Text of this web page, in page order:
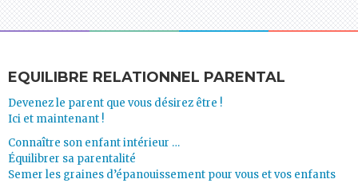
EQUILIBRE RELATIONNEL PARENTAL
Devenez le parent que vous désirez être !
Ici et maintenant !
Connaître son enfant intérieur …
Équilibrer sa parentalité
Semer les graines d’épanouissement pour vous et vos enfants